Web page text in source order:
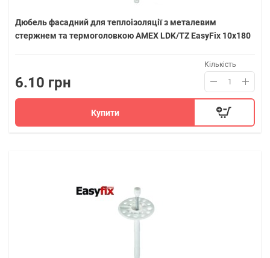
Дюбель фасадний для теплоізоляції з металевим
стержнем та термоголовкою AMEX LDK/TZ EasyFix 10х180
6.10 грн
Кількість
Купити